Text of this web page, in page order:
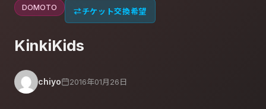
DOMOTO ⇄チケット交換希望
KinkiKids
chiyo 2016年01月26日